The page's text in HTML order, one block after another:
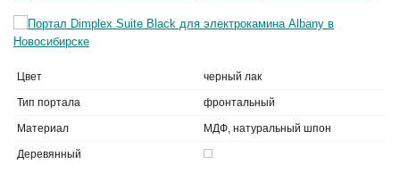
Цвет черный лак
Тип портала фронтальный
Материал МДФ, натуральный шпон
Деревянный